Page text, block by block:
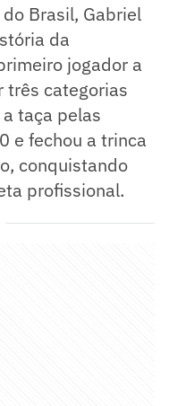
Brasil, Gabriel
da
jogador a
três categorias
taça pelas
e fechou a trinca
conquistando
profissional.